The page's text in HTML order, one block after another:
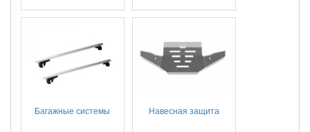
Багажные системы Навесная защита